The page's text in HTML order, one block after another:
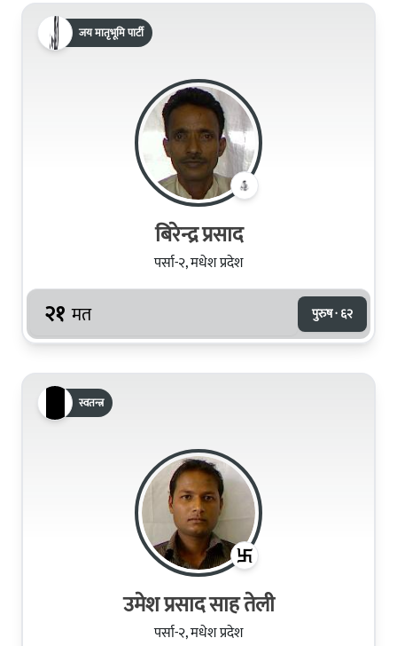
जय मातृभूमि पार्टी
बिरेन्द्र प्रसाद
पर्सा-२, मधेश प्रदेश
२१ मत पुरुष · ६२
स्वतन्त्र
उमेश प्रसाद साह तेली
पर्सा-२, मधेश प्रदेश